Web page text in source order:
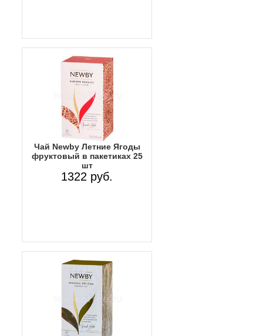
Чай Newby Летние Ягоды
фруктовый в пакетиках 25
шт
1322 руб.